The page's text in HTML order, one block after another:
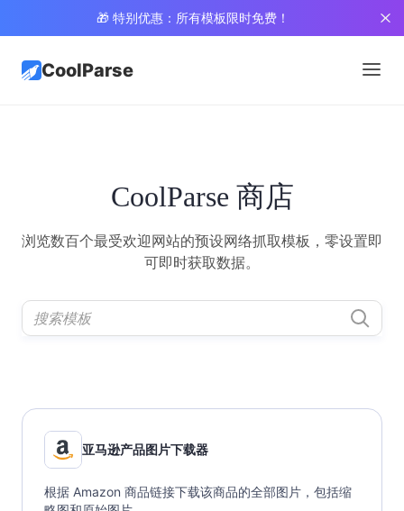
🎁 特别优惠：所有模板限时免费！
CoolParse
CoolParse 商店
浏览数百个最受欢迎网站的预设网络抓取模板，零设置即
可即时获取数据。
亚马逊产品图片下载器
根据 Amazon 商品链接下载该商品的全部图片，包括缩